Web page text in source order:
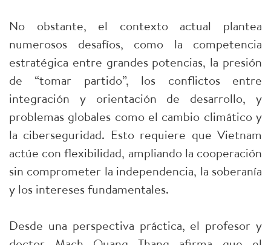
No obstante, el contexto actual plantea
numerosos desafíos, como la competencia
estratégica entre grandes potencias, la presión
de “tomar partido”, los conflictos entre
integración y orientación de desarrollo, y
problemas globales como el cambio climático y
la ciberseguridad. Esto requiere que Vietnam
actúe con flexibilidad, ampliando la cooperación
sin comprometer la independencia, la soberanía
y los intereses fundamentales.
Desde una perspectiva práctica, el profesor y